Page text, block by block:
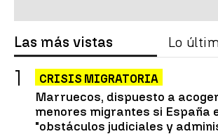
Las más vistas Lo
CRISIS MIGRATORIA
Marruecos, dispuesto a
menores migrantes si España
"obstáculos judiciales y